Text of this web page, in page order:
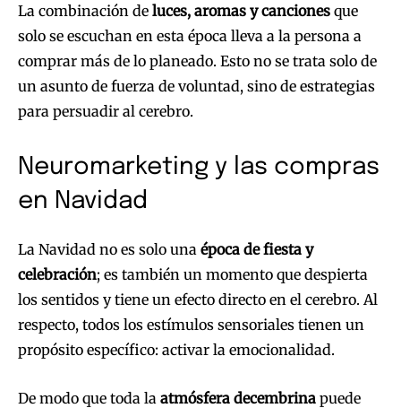
La combinación de luces, aromas y canciones que
solo se escuchan en esta época lleva a la persona a
comprar más de lo planeado. Esto no se trata solo de
un asunto de fuerza de voluntad, sino de estrategias
para persuadir al cerebro.
Neuromarketing y las compras
en Navidad
La Navidad no es solo una época de fiesta y
celebración; es también un momento que despierta
los sentidos y tiene un efecto directo en el cerebro. Al
respecto, todos los estímulos sensoriales tienen un
propósito específico: activar la emocionalidad.
De modo que toda la atmósfera decembrina puede